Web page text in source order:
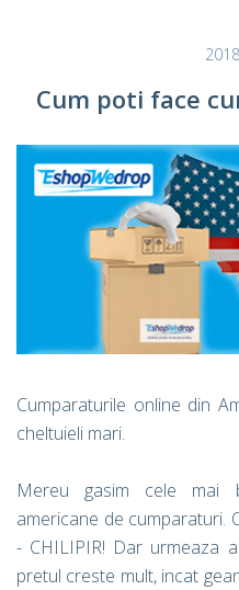
Cum poti face
Cumparaturile online din
cheltuieli mari.
Mereu gasim cele mai
americane de cumparaturi.
- CHILIPIR! Dar urmeaza
pretul creste mult, incat